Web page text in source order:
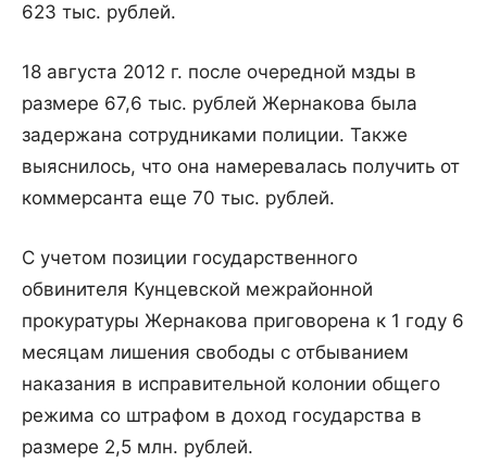
623 тыс. рублей.
18 августа 2012 г. после очередной мзды в
размере 67,6 тыс. рублей Жернакова была
задержана сотрудниками полиции. Также
выяснилось, что она намеревалась получить от
коммерсанта еще 70 тыс. рублей.
С учетом позиции государственного
обвинителя Кунцевской межрайонной
прокуратуры Жернакова приговорена к 1 году 6
месяцам лишения свободы с отбыванием
наказания в исправительной колонии общего
режима со штрафом в доход государства в
размере 2,5 млн. рублей.